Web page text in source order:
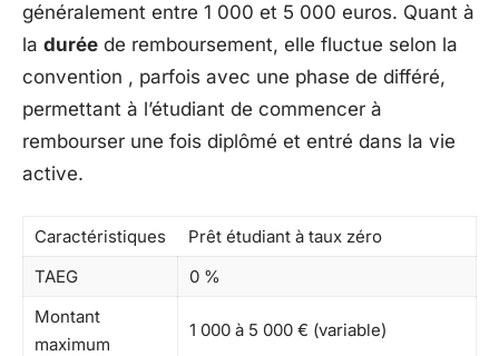
généralement entre 1 000 et 5 000 euros. Quant à
la durée de remboursement, elle fluctue selon la
convention , parfois avec une phase de différé,
permettant à l’étudiant de commencer à
rembourser une fois diplômé et entré dans la vie
active.
Caractéristiques
Prêt étudiant à taux zéro
TAEG
0 %
Montant
maximum
1 000 à 5 000 € (variable)